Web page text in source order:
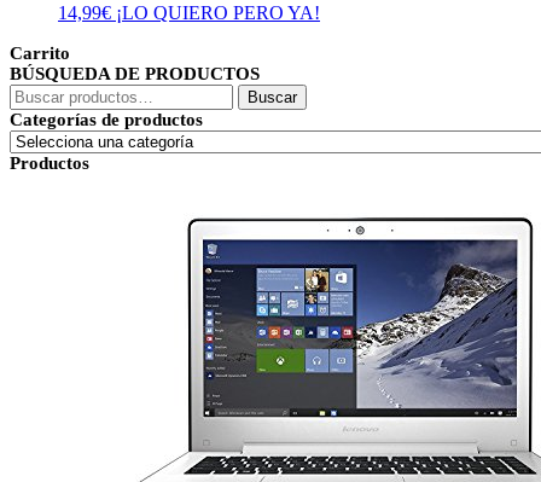
14,99€ ¡LO QUIERO PERO YA!
Carrito
BÚSQUEDA DE PRODUCTOS
Buscar
por:
Buscar
Categorías de productos
Productos